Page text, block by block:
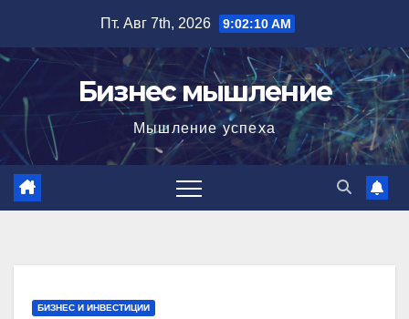
содержимому
Пт. Авг 7th, 2026 9:02:11 AM
Бизнес мышление
Мышление успеха
БИЗНЕС И ИНВЕСТИЦИИ